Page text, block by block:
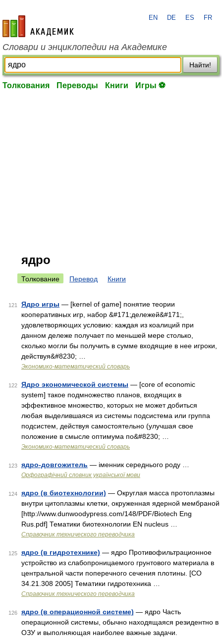
academic.ru
EN DE ES FR
Словари и энциклопедии на Академике
Найти!
Толкования Переводы Книги Игры ⚽
ядро
Толкование Перевод Книги
121 Ядро игры — [kernel of game] понятие теории
кооперативных игр, набор &#171;дележей&#171;,
удовлетворяющих условию: каждая из коалиций при
данном дележе получает по меньшей мере столько,
сколько могли бы получить в сумме входящие в нее игроки,
действуя&#8230; …
Экономико-математический словарь
122 Ядро экономической системы — [core of economic
system] такое подмножество планов, входящих в
эффективное множество, которых не может добиться
любая выделившаяся из системы подсистема или группа
подсистем, действуя самостоятельно (улучшая свое
положение в смысле оптимума по&#8230; …
Экономико-математический словарь
123 ядро-довгожитель — іменник середнього роду …
Орфографічний словник української мови
124 ядро (в биотехнологии) — Округлая масса протоплазмы
внутри цитоплазмы клетки, окруженная ядерной мембраной
[http://www.dunwoodypress.com/148/PDF/Biotech Eng
Rus.pdf] Тематики биотехнологии EN nucleus …
Справочник технического переводчика
125 ядро (в гидротехнике) — ядро Противофильтрационное
устройство из слабопроницаемого грунтового материала в
центральной части поперечного сечения плотины. [СО
34.21.308 2005] Тематики гидротехника …
Справочник технического переводчика
126 ядро (в операционной системе) — ядро Часть
операционной системы, обычно находящаяся резидентно в
ОЗУ и выполняющая наиболее важные задачи.